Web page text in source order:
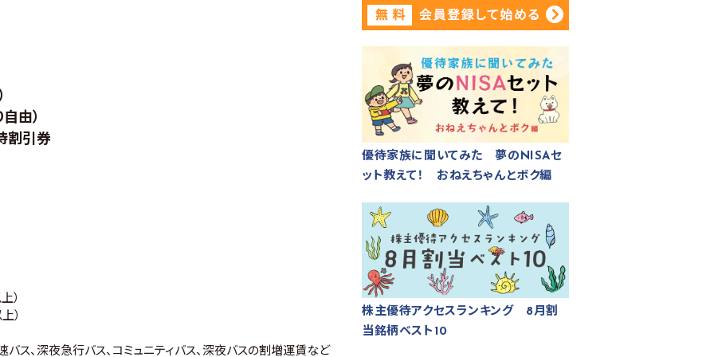
由）
割引券
）
）
バス、深夜急行バス、コミュニティバス、深夜バスの割増運賃など
優待家族に聞いてみた 夢のNISAセ
ット教えて！ おねえちゃんとボク編
株主優待アクセスランキング 8月割
当銘柄ベスト10